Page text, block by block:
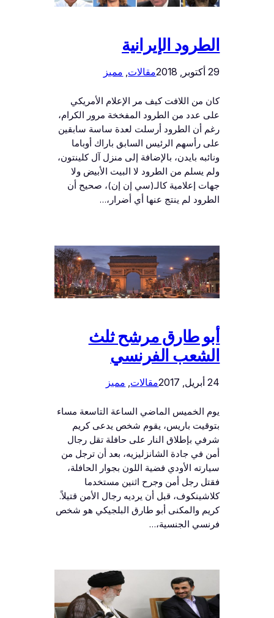
الطرود الإيرانية
مقالات, مميز
كان من اللافت كيف مر الإعلام الأمريكي
على عدد من الطرود المفخخة مرور الكرام،
رغم أن الطرود أرسلت لعدة ساسة سابقين
على رأسهم الرئيس السابق باراك أوباما
ونائبه بايدن، بالإضافة إلى منزل آل كلينتون،
ولم يسلم من الطرود لا البيت الأبيض ولا
جهات إعلامية كالـ(سي إن إن)، صحيح أن
الطرود لم ينتج عنها أي أضرار،…
أبو طارق مرشح ثلث
الشعب الفرنسي
مقالات, مميز
يوم الخميس الماضي الساعة التاسعة مساء
بتوقيت باريس، يقوم شخص يدعى كريم
شرفي بإطلاق النار على حافلة تقل رجال
أمن في جادة الشانزليزيه، بعد أن ترجل من
سيارته الأودي فضية اللون بجوار الحافلة،
فقتل رجل أمن وجرح اثنين مستخدما
كلاشينكوف، قبل أن يرديه رجال الأمن قتيلاً.
كريم والمكنى أبو طارق البلجيكي هو شخص
فرنسي الجنسية،…